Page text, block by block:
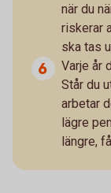
när du
riskerar
ska tas
Varje år
Står du
arbetar
lägre
längre,